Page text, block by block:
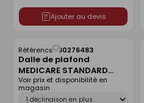
Ajouter au devis
Dalle de plafond
MEDICARE STANDARD
bords A15/24 blanc -
1200x600x12mm
Référence :30276483
Déclinaison
Voir prix et disponibilité en
magasin
Enregistrer
comme
liste